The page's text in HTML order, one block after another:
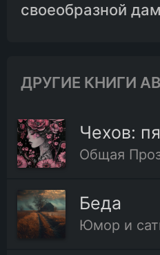
своеобразной
ДРУГИЕ КНИГИ
Чехов:
Общая
Беда
Юмор и